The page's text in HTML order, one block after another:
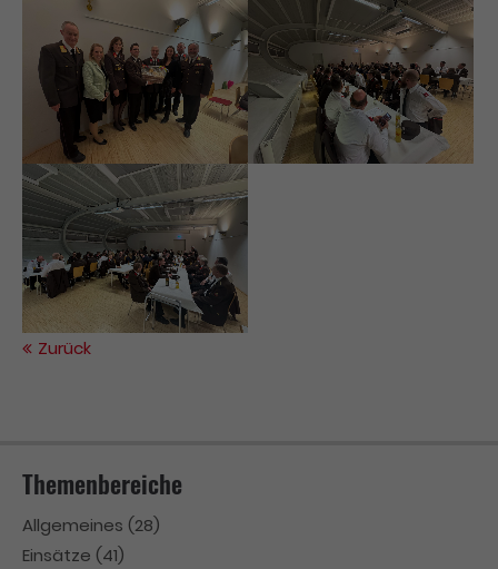
Zurück
Themenbereiche
Allgemeines (28)
Einsätze (41)